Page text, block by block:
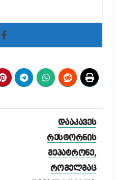
დააკავეს
რესტორნის
მეპატრონე,
რომელმაც